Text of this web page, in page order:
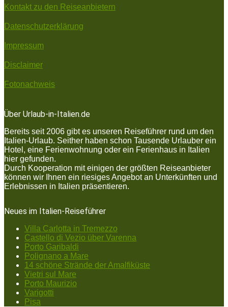
Kontakt zu den Reiseanbietern
Datenschutzerklärung
Impressum
Disclaimer
Fotonachweis
Über Urlaub-in-Italien.de
Bereits seit 2006 gibt es unseren Reiseführer rund um den
Italien-Urlaub. Seither haben schon Tausende Urlauber ein
Hotel, eine Ferienwohnung oder ein Ferienhaus in Italien
hier gefunden.
Durch Kooperation mit einigen der größten Reiseanbieter
können wir Ihnen ein riesiges Angebot an Unterkünften und
Erlebnissen in Italien präsentieren.
Neues im Italien-Reiseführer
Villa Carlotta in Tremezzo
Castello di Vezio über Varenna
Porto Garibaldi
Polignano a Mare
14 schöne Strände der Amalfiküste
Vietri sul Mare
Porto Maurizio
Varigotti
Pisa